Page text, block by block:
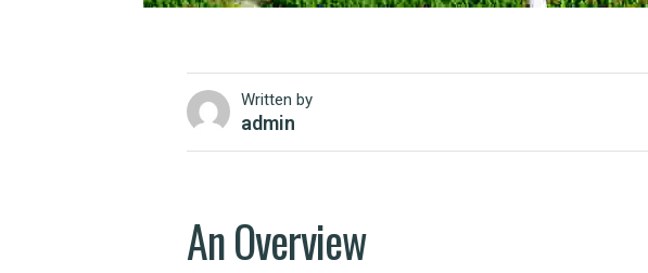
Written by
admin
An Overview